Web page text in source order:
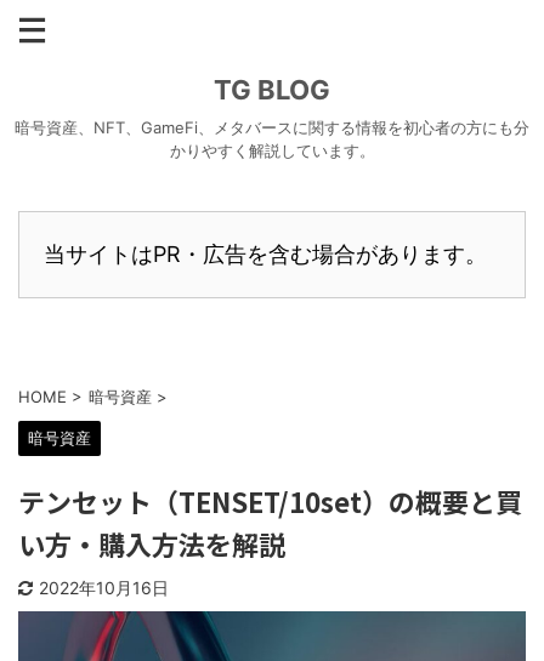
TG BLOG
暗号資産、NFT、GameFi、メタバースに関する情報を初心者の方にも分
かりやすく解説しています。
当サイトはPR・広告を含む場合があります。
HOME > 暗号資産 >
暗号資産
テンセット（TENSET/10set）の概要と買
い方・購入方法を解説
2022年10月16日